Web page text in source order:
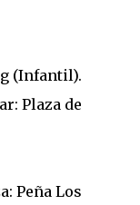
(Infantil).
Plaza de
Peña Los